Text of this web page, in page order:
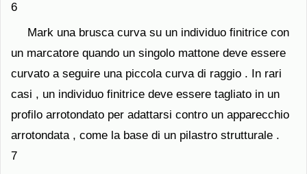
6
Mark una brusca curva su un individuo finitrice con
un marcatore quando un singolo mattone deve essere
curvato a seguire una piccola curva di raggio . In rari
casi , un individuo finitrice deve essere tagliato in un
profilo arrotondato per adattarsi contro un apparecchio
arrotondata , come la base di un pilastro strutturale .
7